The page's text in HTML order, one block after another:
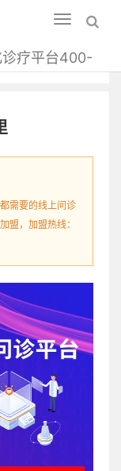
Toggle
navigation
诊疗平台400-
需要的线上问诊
盟，加盟热线：